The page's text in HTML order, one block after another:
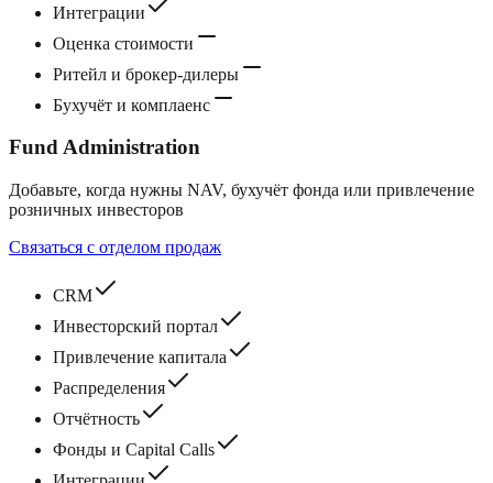
Интеграции
Оценка стоимости
Ритейл и брокер‑дилеры
Бухучёт и комплаенс
Fund Administration
Добавьте, когда нужны NAV, бухучёт фонда или привлечение
розничных инвесторов
Связаться с отделом продаж
CRM
Инвесторский портал
Привлечение капитала
Распределения
Отчётность
Фонды и Capital Calls